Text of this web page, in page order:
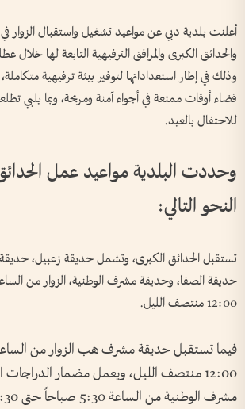
أعلنت بلدية دبي عن مواعيد تشغيل واستقبال الزوار
والحدائق الكبرى والمرافق الترفيهية التابعة لها خلال
وذلك في إطار استعداداتها لتوفير بيئة ترفيهية
قضاء أوقات ممتعة في أجواء آمنة ومريحة، وبما يلبي
للاحتفال بالعيد.
وحددت البلدية مواعيد عمل
النحو التالي:
تستقبل الحدائق الكبرى، وتشمل حديقة زعبيل، حديقة
12:00 منتصف الليل.
12:00 منتصف الليل، ويعمل مضمار الدراجات
مشرف الوطنية من الساعة 5:30 صباحاً حتى 6:30 مساءً.